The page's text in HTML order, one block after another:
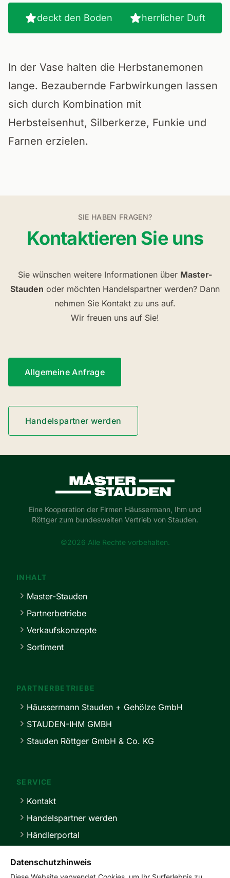
deckt den Boden herrlicher Duft
In der Vase halten die Herbstanemonen
lange. Bezaubernde Farbwirkungen lassen
sich durch Kombination mit
Herbsteisenhut, Silberkerze, Funkie und
Farnen erzielen.
SIE HABEN FRAGEN?
Kontaktieren Sie uns
Sie wünschen weitere Informationen über Master-
Stauden oder möchten Handelspartner werden? Dann
nehmen Sie Kontakt zu uns auf.
Wir freuen uns auf Sie!
Allgemeine Anfrage
Handelspartner werden
Master-Stauden
Eine Kooperation der Firmen Häussermann, Ihm und
Röttger zum bundesweiten Vertrieb von Stauden.
©2026 Alle Rechte vorbehalten.
INHALT
Master-Stauden
Partnerbetriebe
Verkaufskonzepte
Sortiment
PARTNERBETRIEBE
Häussermann Stauden + Gehölze GmbH
STAUDEN-IHM GMBH
Stauden Röttger GmbH & Co. KG
SERVICE
Kontakt
Handelspartner werden
Händlerportal
Datenschutzhinweis